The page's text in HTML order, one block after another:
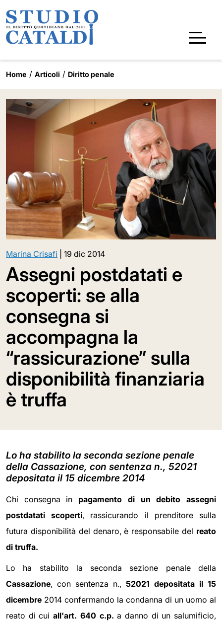
Home Articoli Diritto penale
Marina Crisafi 19 dic 2014
Assegni postdatati e
scoperti: se alla
consegna si
accompagna la
“rassicurazione” sulla
disponibilità finanziaria
è truffa
Lo ha stabilito la seconda sezione penale
della Cassazione, con sentenza n., 52021
depositata il 15 dicembre 2014
Chi consegna in pagamento di un debito assegni
postdatati scoperti, rassicurando il prenditore sulla
futura disponibilità del denaro, è responsabile del reato
di truffa.
Lo ha stabilito la seconda sezione penale della
Cassazione, con sentenza n., 52021 depositata il 15
dicembre 2014 confermando la condanna di un uomo al
reato di cuiall'art. 640 c.p. a danno di un salumificio,